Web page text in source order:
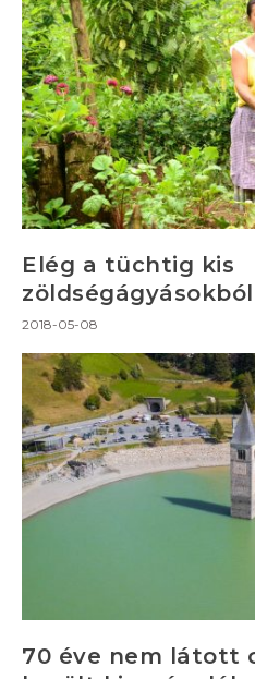
Elég a tüchtig kis
2018-05-08
70 éve nem látott